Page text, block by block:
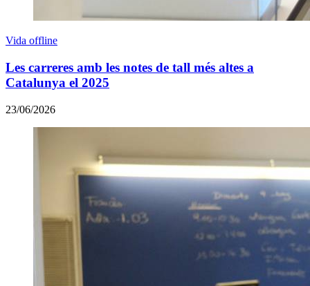
Vida offline
Les carreres amb les notes de tall més altes a
Catalunya el 2025
23/06/2026